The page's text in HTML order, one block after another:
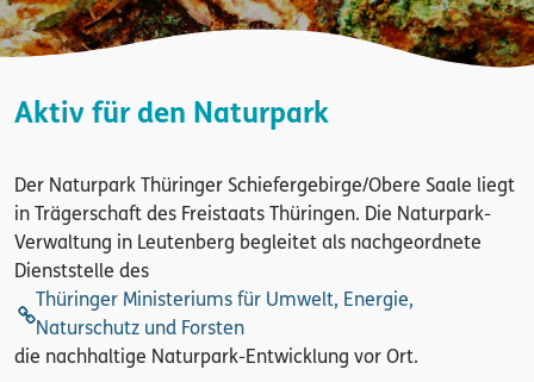
Aktiv für den Naturpark
Der Naturpark Thüringer Schiefergebirge/Obere Saale liegt
in Trägerschaft des Freistaats Thüringen. Die Naturpark-
Verwaltung in Leutenberg begleitet als nachgeordnete
Dienststelle des
Thüringer Ministeriums für Umwelt, Energie,
Naturschutz und Forsten
die nachhaltige Naturpark-Entwicklung vor Ort.